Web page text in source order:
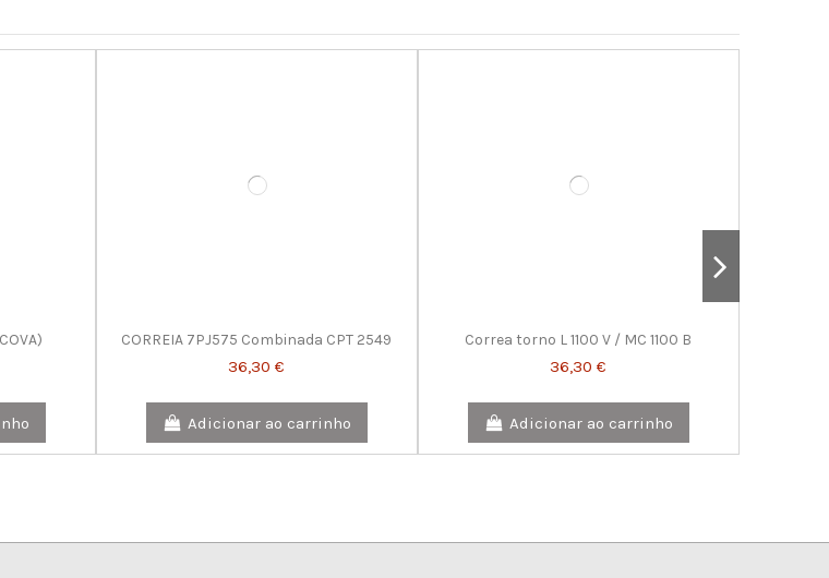
CORREIA 7PJ575 Combinada CPT 2549
36,30 €
Adicionar ao carrinho
Correa torno L 1100 V / MC 1100 B
36,30 €
Adicionar ao carrinho